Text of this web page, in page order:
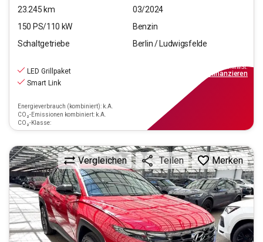
23.245 km
03/2024
150 PS/110 kW
Benzin
Schaltgetriebe
Berlin / Ludwigsfelde
LED Grillpaket
Smart Link
Energieverbrauch (kombiniert): k.A.
CO₂-Emissionen kombiniert: k.A.
CO₂-Klasse:
inkl.MwSt.
finanzieren
Vergleichen Teilen Merken